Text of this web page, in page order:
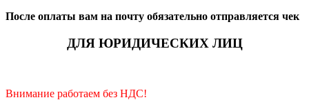
После оплаты вам на почту обязательно отправляется чек
ДЛЯ ЮРИДИЧЕСКИХ ЛИЦ
Внимание работаем без НДС!